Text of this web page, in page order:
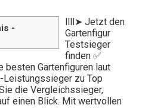
-
llll➤ Jetzt den
Gartenfigur
Testsieger
finden ✅
besten Gartenfiguren laut
zu Top
die Vergleichssieger,
einen Blick. Mit wertvollen